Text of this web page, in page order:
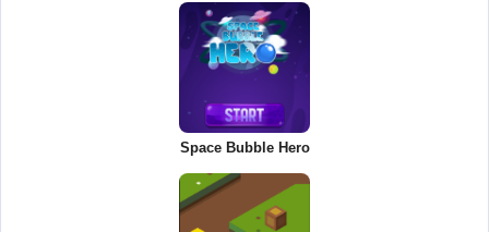
Space Bubble Hero